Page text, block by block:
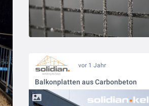
vor 1 Jahr
Balkonplatten aus Carbonbeton